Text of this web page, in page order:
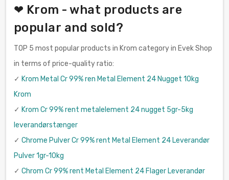
❤ Krom - what products are
popular and sold?
TOP 5 most popular products in Krom category in Evek Shop
in terms of price-quality ratio:
✓ Krom Metal Cr 99% ren Metal Element 24 Nugget 10kg
Krom
✓ Krom Cr 99% rent metalelement 24 nugget 5gr-5kg
leverandørstænger
✓ Chrome Pulver Cr 99% rent Metal Element 24 Leverandør
Pulver 1gr-10kg
✓ Chrom Cr 99% rent Metal Element 24 Flager Leverandør